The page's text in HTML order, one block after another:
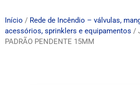
Início / Rede de Incêndio – válvulas,
acessórios, sprinklers e equipamentos /
PADRÃO PENDENTE 15MM